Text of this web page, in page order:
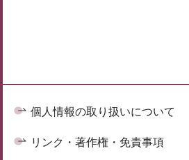
個人情報の取り扱いについて
リンク・著作権・免責事項